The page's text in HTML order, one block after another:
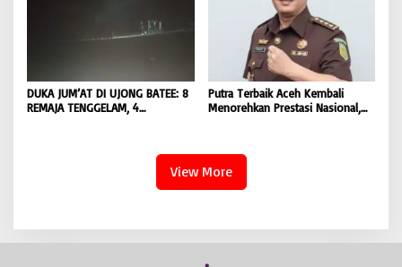
DUKA JUM’AT DI UJONG BATEE: 8
REMAJA TENGGELAM, 4
Putra Terbaik Aceh Kembali
Menorehkan Prestasi Nasional,
Kejaksaan Agung RI |
BONGKAR’Perkara.com
View More